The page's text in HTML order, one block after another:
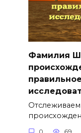
Фамилия